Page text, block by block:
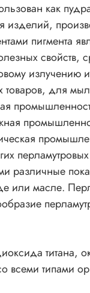
для
как
изделий,
пигмента
свойств,
излучению
для
или масле.
титана,
типами